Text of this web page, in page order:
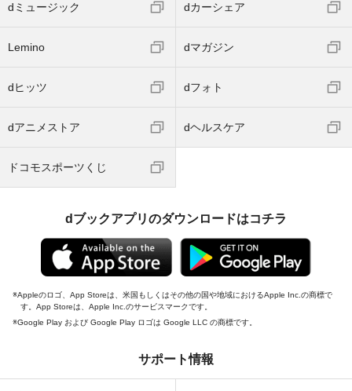
dミュージック dカーシェア
Lemino dマガジン
dヒッツ dフォト
dアニメストア dヘルスケア
ドコモスポーツくじ
dブックアプリのダウンロードはコチラ
Appleのロゴ、App Storeは、米国もしくはその他の国や地域におけるApple Inc.の商標で
す。App Storeは、Apple Inc.のサービスマークです。
Google Play および Google Play ロゴは Google LLC の商標です。
サポート情報